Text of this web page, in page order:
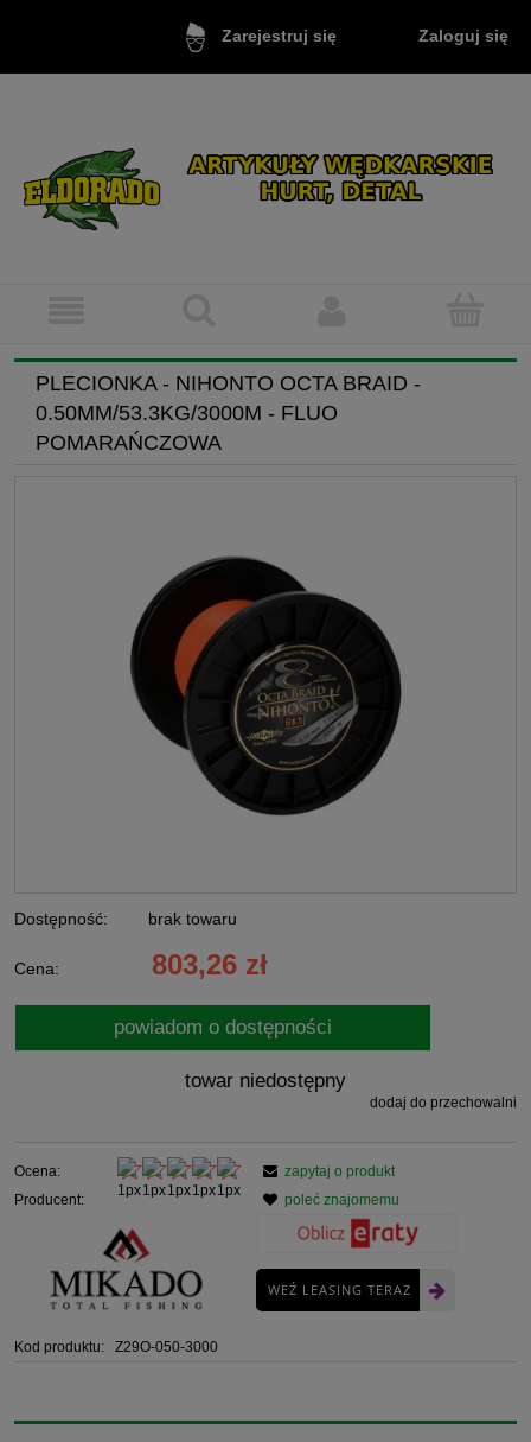
Zarejestruj się Zaloguj się
PLECIONKA - NIHONTO OCTA BRAID -
0.50MM/53.3KG/3000M - FLUO
POMARAŃCZOWA
Dostępność: brak towaru
Cena: 803,26 zł
powiadom o dostępności
towar niedostępny
dodaj do przechowalni
Ocena:
Producent:
Kod produktu: Z29O-050-3000
zapytaj o produkt
poleć znajomemu
WEŹ LEASING TERAZ